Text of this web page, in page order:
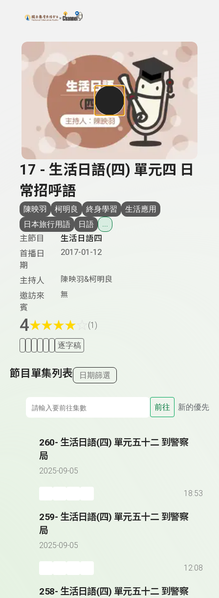
上方功能區塊
搜尋關鍵字：可輸入節目名稱、主持人或關鍵字
17 - 生活日語(四) 單元四 日
常招呼語
陳映羽 柯明良 終身學習
生活應用
日本旅行用語
日語 ...
主節目
生活日語四
首播日
期
2017-01-12
主持人 陳映羽&柯明良
邀訪來
賓
無
4★★★★ (1)
逐字稿
節目單集列表 日期篩選
前往 新的優先
260- 生活日語(四) 單元五十二 到警察
局
2025-09-05
18:53
259- 生活日語(四) 單元五十二 到警察
局
2025-09-05
12:08
258- 生活日語(四) 單元五十二 到警察